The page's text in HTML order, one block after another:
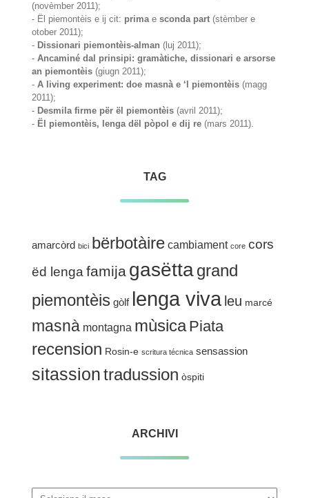
(novèmber 2011);
- Ël piemontèis e ij cit: primaesconda part (stèmber e
otober 2011);
- Dissionari piemontèis-alman (luj 2011);
-Ancaminé dal prinsipi: gramàtiche, dissionari e arsorse
an piemontèis (giugn 2011);
-A living experiment: doe masnà e ‘l piemontèis (magg
2011);
- Desmila firme për ël piemontèis (avril 2011);
- Ël piemontèis, lenga dël pòpol e dij re (mars 2011).
TAG
amarcòrd bici bërbotàire cambiament core cors
ëd lenga famija gasëttagrand
piemontèis gòlf lenga viva leu marcé
masnà montagna mùsicaPiata
recension Rosin-e scritura técnica sensassion
sitassion tradussion òspiti
ARCHIVI
Archivi